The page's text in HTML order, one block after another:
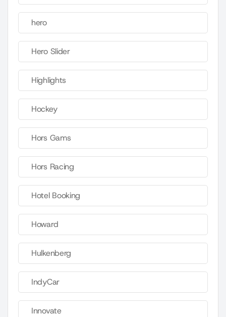
hero
Hero Slider
Highlights
Hockey
Hors Gams
Hors Racing
Hotel Booking
Howard
Hulkenberg
IndyCar
Innovate